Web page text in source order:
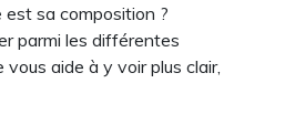
est sa composition ?
parmi les différentes
aide à y voir plus clair,